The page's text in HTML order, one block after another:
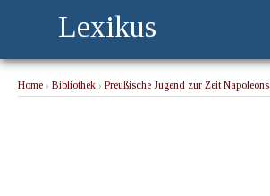
Lexikus
Home › Bibliothek › Preußische Jugend zur Zeit Napoleons